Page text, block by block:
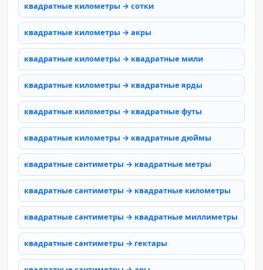
квадратные километры → сотки
квадратные километры → акры
квадратные километры → квадратные мили
квадратные километры → квадратные ярды
квадратные километры → квадратные футы
квадратные километры → квадратные дюймы
квадратные сантиметры → квадратные метры
квадратные сантиметры → квадратные километры
квадратные сантиметры → квадратные миллиметры
квадратные сантиметры → гектары